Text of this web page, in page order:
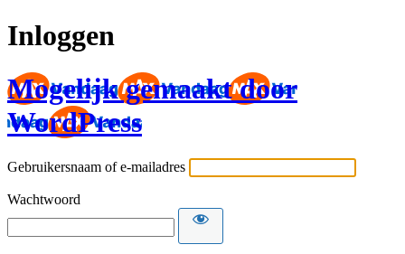
Inloggen
Mogelijk gemaakt door
WordPress
Gebruikersnaam of e-mailadres
Wachtwoord